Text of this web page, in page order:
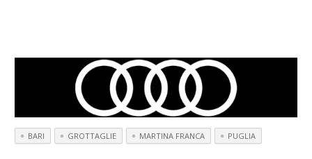
BARI GROTTAGLIE MARTINA FRANCA PUGLIA